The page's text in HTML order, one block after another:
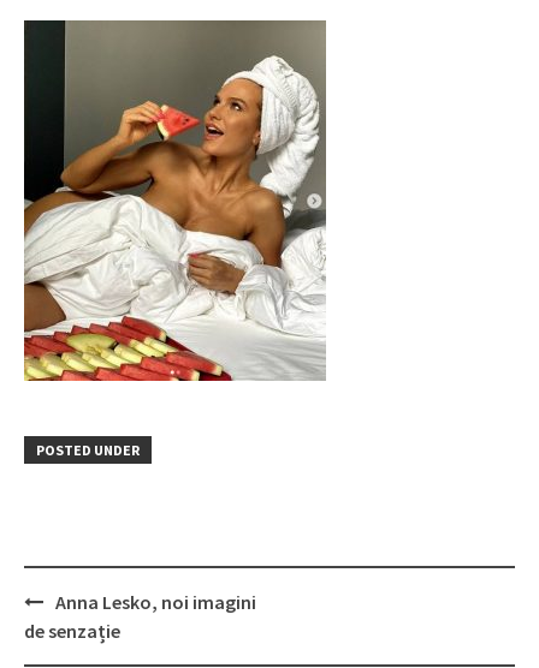
POSTED UNDER
Post
navigation
Anna Lesko, noi imagini
de senzație